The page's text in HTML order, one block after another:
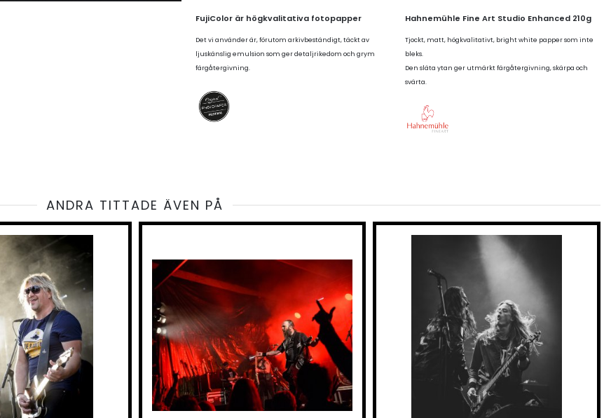
FujiColor är högkvalitativa fotopapper
Det vi använder är, förutom arkivbeständigt, täckt av
ljuskänslig emulsion som ger detaljrikedom och grym
färgåtergivning.
Hahnemühle Fine Art Studio Enhanced 210g
Tjockt, matt, högkvalitativt, bright white papper som inte
bleks.
Den släta ytan ger utmärkt färgåtergivning, skärpa och
svärta.
ANDRA TITTADE ÄVEN PÅ